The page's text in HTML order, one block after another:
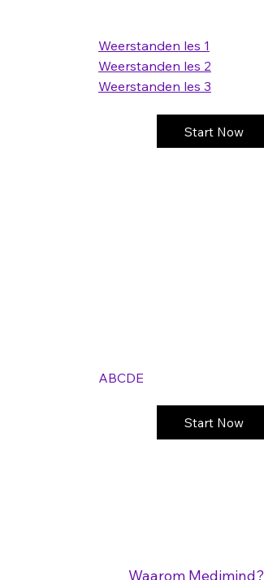
Weerstanden les 1
Weerstanden les 2
Weerstanden les 3
Start Now
ABCDE
Start Now
Waarom Medimind?